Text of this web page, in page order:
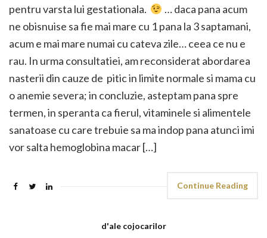
pentru varsta lui gestationala.
… daca pana acum
ne obisnuise sa fie mai mare cu 1 pana la 3 saptamani,
acum e mai mare numai cu cateva zile… ceea ce nu e
rau. In urma consultatiei, am reconsiderat abordarea
nasterii din cauze de pitic in limite normale si mama cu
o anemie severa; in concluzie, asteptam pana spre
termen, in speranta ca fierul, vitaminele si alimentele
sanatoase cu care trebuie sa ma indop pana atunci imi
vor salta hemoglobina macar […]
Continue Reading
d'ale cojocarilor